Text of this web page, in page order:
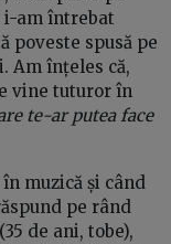
i-am întrebat
poveste spusă pe
Am înțeles că,
vine tuturor în
te-ar putea face
muzică și când
pe rând
de ani, tobe),